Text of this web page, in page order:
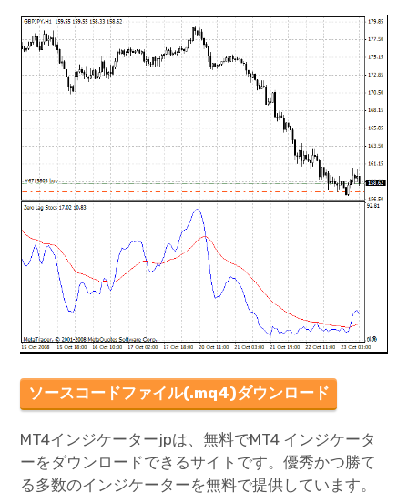
ソースコードファイル(.mq4)ダウンロード
MT4インジケーターjpは、無料でMT4 インジケータ
ーをダウンロードできるサイトです。優秀かつ勝て
る多数のインジケーターを無料で提供しています。